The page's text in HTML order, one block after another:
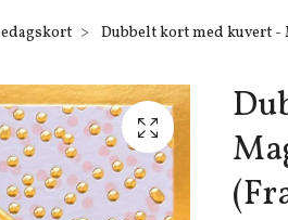
Dubbelt kort med kuvert